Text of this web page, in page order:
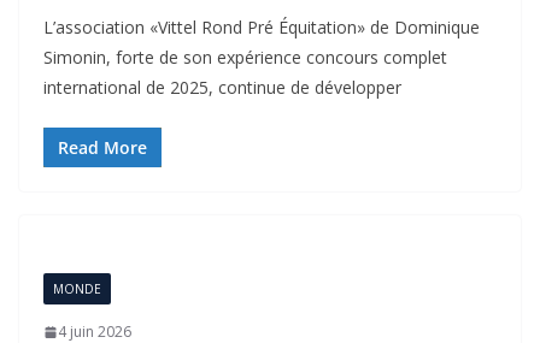
L’association «Vittel Rond Pré Équitation» de Dominique
Simonin, forte de son expérience concours complet
international de 2025, continue de développer
Read More
MONDE
4 juin 2026